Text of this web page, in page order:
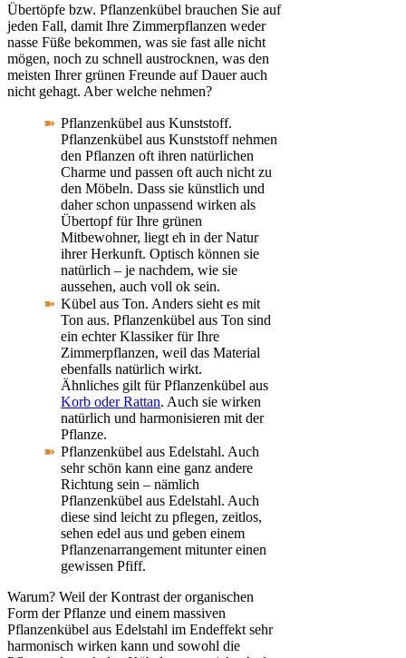
Übertöpfe bzw. Pflanzenkübel brauchen Sie auf
jeden Fall, damit Ihre Zimmerpflanzen weder
nasse Füße bekommen, was sie fast alle nicht
mögen, noch zu schnell austrocknen, was den
meisten Ihrer grünen Freunde auf Dauer auch
nicht gehagt. Aber welche nehmen?
Pflanzenkübel aus Kunststoff.
Pflanzenkübel aus Kunststoff nehmen
den Pflanzen oft ihren natürlichen
Charme und passen oft auch nicht zu
den Möbeln. Dass sie künstlich und
daher schon unpassend wirken als
Übertopf für Ihre grünen
Mitbewohner, liegt eh in der Natur
ihrer Herkunft. Optisch können sie
natürlich – je nachdem, wie sie
aussehen, auch voll ok sein.
Kübel aus Ton. Anders sieht es mit
Ton aus. Pflanzenkübel aus Ton sind
ein echter Klassiker für Ihre
Zimmerpflanzen, weil das Material
ebenfalls natürlich wirkt.
Ähnliches gilt für Pflanzenkübel aus
Korb oder Rattan. Auch sie wirken
natürlich und harmonisieren mit der
Pflanze.
Pflanzenkübel aus Edelstahl. Auch
sehr schön kann eine ganz andere
Richtung sein – nämlich
Pflanzenkübel aus Edelstahl. Auch
diese sind leicht zu pflegen, zeitlos,
sehen edel aus und geben einem
Pflanzenarrangement mitunter einen
gewissen Pfiff.
Warum? Weil der Kontrast der organischen
Form der Pflanze und einem massiven
Pflanzenkübel aus Edelstahl im Endeffekt sehr
harmonisch wirken kann und sowohl die